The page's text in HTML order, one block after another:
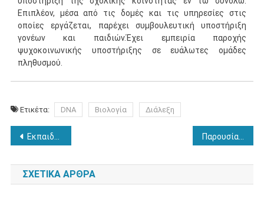
Επιπλέον, μέσα από τις δομές και τις υπηρεσίες στις
οποίες εργάζεται, παρέχει συμβουλευτική υποστήριξη
γονέων και παιδιών.Έχει εμπειρία παροχής
ψυχοκοινωνικής υποστήριξης σε ευάλωτες ομάδες
πληθυσμού.
Ετικέτα: DNA Βιολογία Διάλεξη
Πλοήγηση
άρθρων
Εκπαιδευτικό Σεμινάριο Εκμάθησης του WISC III Παρουσίαση Βιβλίου: “Κρίση, φόβος και διάρρηξη της κοινωνικής συνοχής”
ΣΧΕΤΙΚΆ ΆΡΘΡΑ